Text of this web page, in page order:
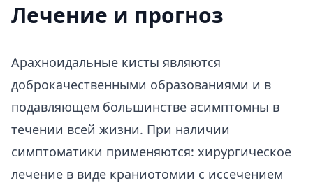
Лечение и прогноз
Арахноидальные кисты являются
доброкачественными образованиями и в
подавляющем большинстве асимптомны в
течении всей жизни. При наличии
симптоматики применяются: хирургическое
лечение в виде краниотомии с иссечением